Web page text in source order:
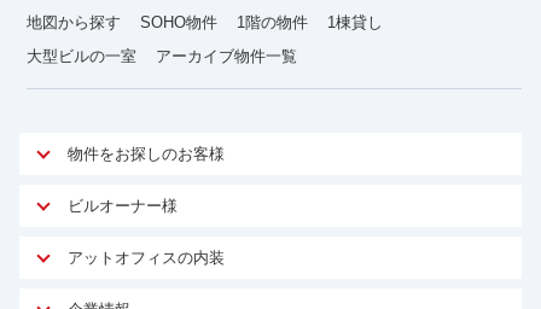
地図から探す
SOHO物件 1階の物件
1棟貸し
大型ビルの一室
アーカイブ物件一覧
物件をお探しのお客様
アットオフィスが選ばれる理由
ご契約者様インタビュー
ビルオーナー様
オーナー様向けサービス
アットオフィスの内装
サービス内容